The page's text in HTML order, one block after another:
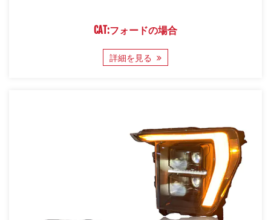
CAT:フォードの場合
詳細を見る